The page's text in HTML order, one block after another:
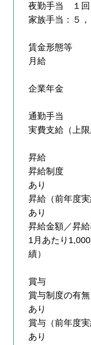
夜勤手当 １回
家族手当：５
賃金形態等
月給
企業年金
通勤手当
実費支給（上限
昇給
昇給制度
あり
昇給（前年度実
あり
昇給金額／昇
1月あたり
績）
賞与
賞与制度の有無
あり
賞与（前年度
あり